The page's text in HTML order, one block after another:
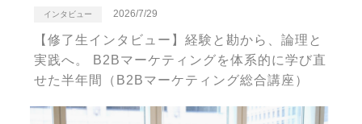
インタビュー 2026/7/29
【修了生インタビュー】経験と勘から、論理と
実践へ。 B2Bマーケティングを体系的に学び直
せた半年間（B2Bマーケティング総合講座）